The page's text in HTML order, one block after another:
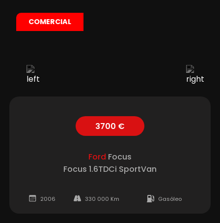
3700 €
Ford Focus
Focus 1.6TDCi SportVan
2006 330 000 Km Gasóleo
COMERCIAL